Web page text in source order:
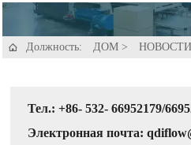
 Должность: ДОМ > НОВОСТИ
Тел.: +86- 532- 66952179/
Электронная почта: